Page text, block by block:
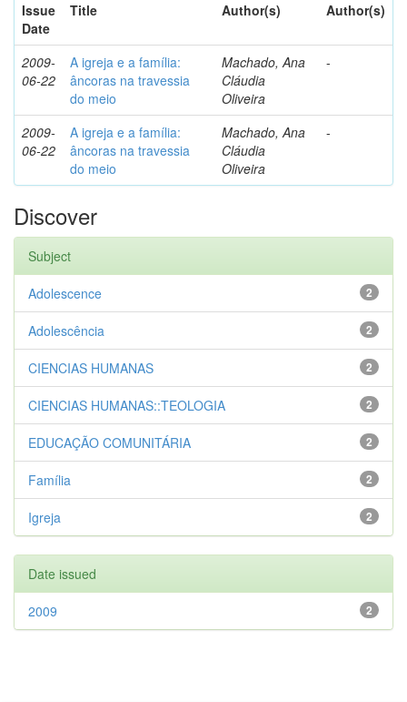
Issue
Date
Title Author(s) Author(s)
2009-
06-22
A igreja e a família:
âncoras na travessia
do meio
Machado, Ana
Cláudia
Oliveira
-
2009-
06-22
A igreja e a família:
âncoras na travessia
do meio
Machado, Ana
Cláudia
Oliveira
-
Discover
Subject
2
Adolescence
2
Adolescência
2
CIENCIAS HUMANAS
2
CIENCIAS HUMANAS::TEOLOGIA
2
EDUCAÇÃO COMUNITÁRIA
2
Família
2
Igreja
Date issued
2
2009